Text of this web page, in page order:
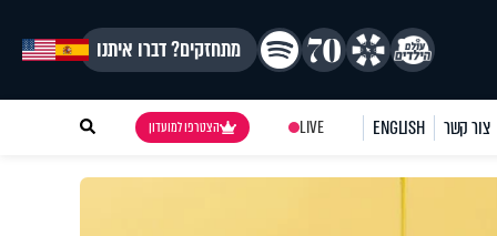
מתחזקים? דברו איתנו
צור קשר ENGLISH
LIVE הצטרפו למועדון